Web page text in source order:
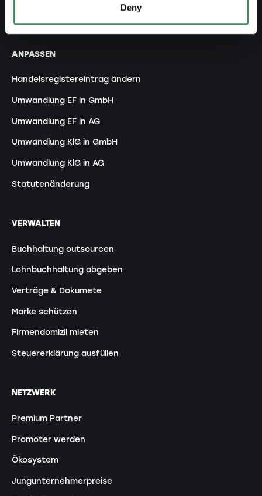
Deny
Zweigniederlassung gründen
ANPASSEN
Handelsregistereintrag ändern
Umwandlung EF in GmbH
Umwandlung EF in AG
Umwandlung KlG in GmbH
Umwandlung KlG in AG
Statutenänderung
VERWALTEN
Buchhaltung outsourcen
Lohnbuchhaltung abgeben
Verträge & Dokumete
Marke schützen
Firmendomizil mieten
Steuererklärung ausfüllen
NETZWERK
Premium Partner
Promoter werden
Ökosystem
Jungunternehmerpreise